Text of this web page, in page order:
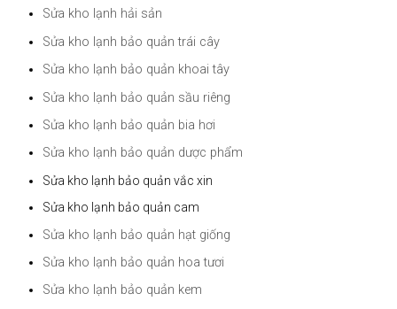
Sửa kho lạnh hải sản
Sửa kho lạnh bảo quản trái cây
Sửa kho lạnh bảo quản khoai tây
Sửa kho lạnh bảo quản sầu riêng
Sửa kho lạnh bảo quản bia hơi
Sửa kho lạnh bảo quản dược phẩm
Sửa kho lạnh bảo quản vắc xin
Sửa kho lạnh bảo quản cam
Sửa kho lạnh bảo quản hạt giống
Sửa kho lạnh bảo quản hoa tươi
Sửa kho lạnh bảo quản kem